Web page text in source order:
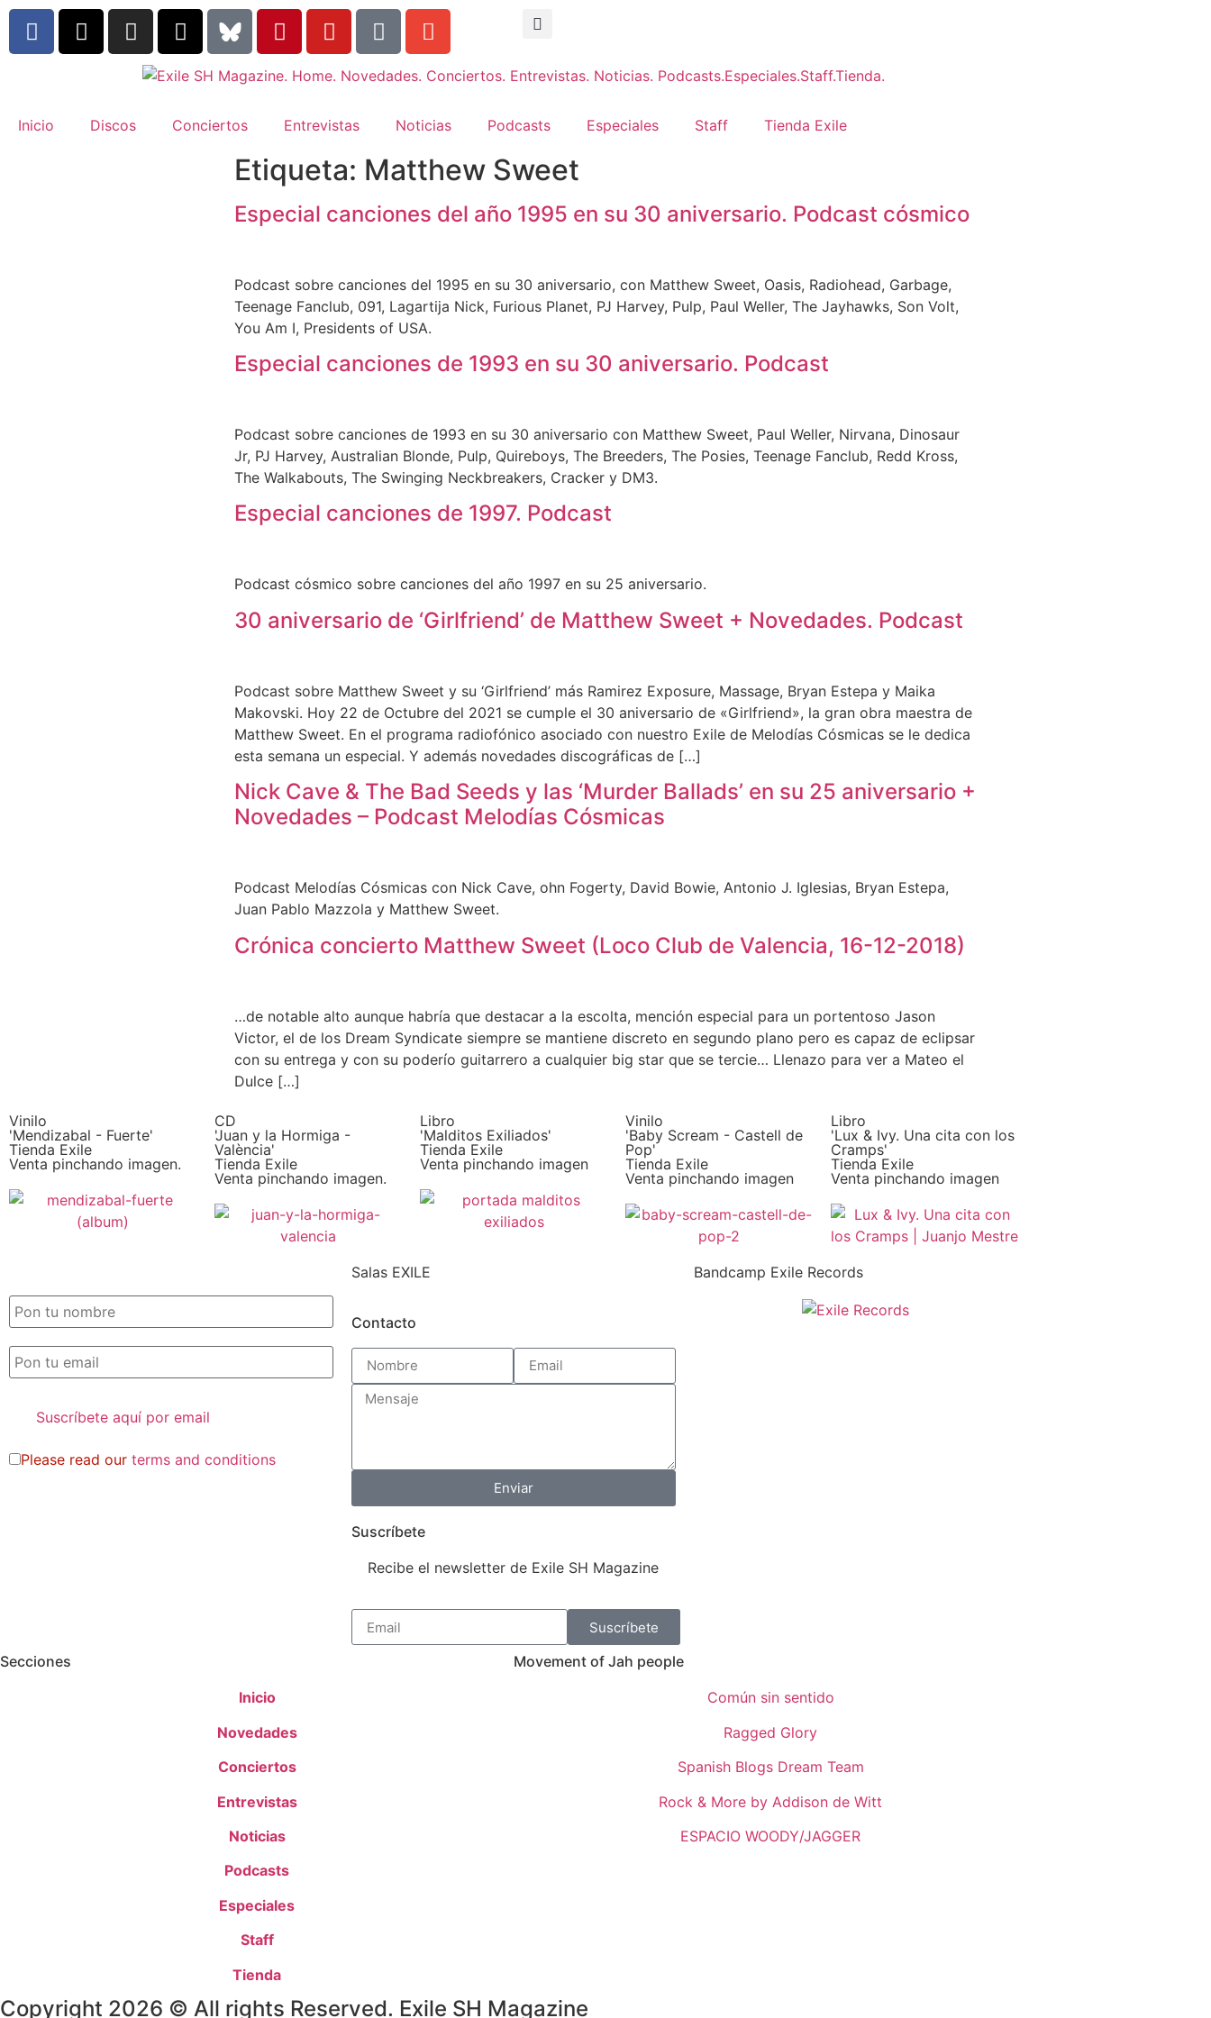
Inicio Discos Conciertos Entrevistas Noticias Podcasts Especiales Staff Tienda Exile
Etiqueta: Matthew Sweet
Especial canciones del año 1995 en su 30 aniversario. Podcast cósmico
Podcast sobre canciones del 1995 en su 30 aniversario, con Matthew Sweet, Oasis, Radiohead, Garbage,
Teenage Fanclub, 091, Lagartija Nick, Furious Planet, PJ Harvey, Pulp, Paul Weller, The Jayhawks, Son Volt,
You Am I, Presidents of USA.
Especial canciones de 1993 en su 30 aniversario. Podcast
Podcast sobre canciones de 1993 en su 30 aniversario con Matthew Sweet, Paul Weller, Nirvana, Dinosaur
Jr, PJ Harvey, Australian Blonde, Pulp, Quireboys, The Breeders, The Posies, Teenage Fanclub, Redd Kross,
The Walkabouts, The Swinging Neckbreakers, Cracker y DM3.
Especial canciones de 1997. Podcast
Podcast cósmico sobre canciones del año 1997 en su 25 aniversario.
30 aniversario de ‘Girlfriend’ de Matthew Sweet + Novedades. Podcast
Podcast sobre Matthew Sweet y su ‘Girlfriend’ más Ramirez Exposure, Massage, Bryan Estepa y Maika
Makovski. Hoy 22 de Octubre del 2021 se cumple el 30 aniversario de «Girlfriend», la gran obra maestra de
Matthew Sweet. En el programa radiofónico asociado con nuestro Exile de Melodías Cósmicas se le dedica
esta semana un especial. Y además novedades discográficas de […]
Nick Cave & The Bad Seeds y las ‘Murder Ballads’ en su 25 aniversario +
Novedades – Podcast Melodías Cósmicas
Podcast Melodías Cósmicas con Nick Cave, ohn Fogerty, David Bowie, Antonio J. Iglesias, Bryan Estepa,
Juan Pablo Mazzola y Matthew Sweet.
Crónica concierto Matthew Sweet (Loco Club de Valencia, 16-12-2018)
…de notable alto aunque habría que destacar a la escolta, mención especial para un portentoso Jason
Victor, el de los Dream Syndicate siempre se mantiene discreto en segundo plano pero es capaz de eclipsar
con su entrega y con su poderío guitarrero a cualquier big star que se tercie… Llenazo para ver a Mateo el
Dulce […]
Vinilo
'Mendizabal - Fuerte'
Tienda Exile
Venta pinchando imagen.
CD
'Juan y la Hormiga -
València'
Tienda Exile
Venta pinchando imagen.
Libro
'Malditos Exiliados'
Tienda Exile
Venta pinchando imagen
Vinilo
'Baby Scream - Castell de
Pop'
Tienda Exile
Venta pinchando imagen
Libro
'Lux & Ivy. Una cita con los
Cramps'
Tienda Exile
Venta pinchando imagen
Please read our terms and conditions
Salas EXILE
Contacto
Enviar
Suscríbete
Recibe el newsletter de Exile SH Magazine
Suscríbete
Bandcamp Exile Records
Secciones
Inicio
Novedades
Conciertos
Entrevistas
Noticias
Podcasts
Especiales
Staff
Tienda
Movement of Jah people
Común sin sentido
Ragged Glory
Spanish Blogs Dream Team
Rock & More by Addison de Witt
ESPACIO WOODY/JAGGER
Copyright 2026 © All rights Reserved. Exile SH Magazine